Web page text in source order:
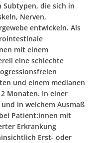
Subtypen, die sich in
Nerven,
entwickeln. Als
mit einem
eine schlechte
und einem medianen
Monaten. In einer
in welchem Ausmaß
Patient:innen mit
Erkrankung
Erst- oder